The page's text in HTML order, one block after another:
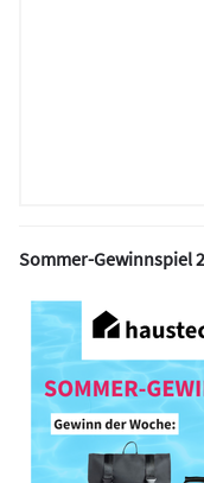
Sommer-Gewinnspiel